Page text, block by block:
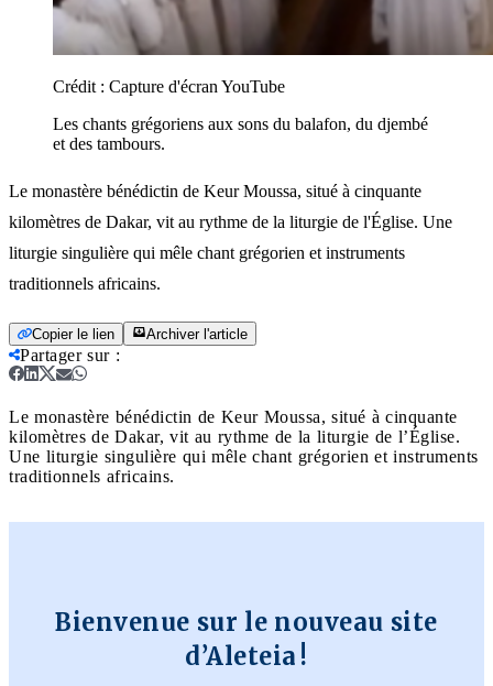
Crédit : Capture d'écran YouTube
Les chants grégoriens aux sons du balafon, du djembé
et des tambours.
Le monastère bénédictin de Keur Moussa, situé à cinquante
kilomètres de Dakar, vit au rythme de la liturgie de l'Église. Une
liturgie singulière qui mêle chant grégorien et instruments
traditionnels africains.
Copier le lien Archiver l'article
Partager sur:
Le monastère bénédictin de Keur Moussa, situé à cinquante
kilomètres de Dakar, vit au rythme de la liturgie de l’Église.
Une liturgie singulière qui mêle chant grégorien et instruments
traditionnels africains.
Bienvenue sur le nouveau site
d’Aleteia !